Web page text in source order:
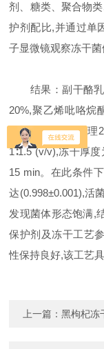
剂、糖类、聚合物
护剂配比,并通过单
子显微镜观察冻干菌
结果：副干酪乳
20%,聚乙烯吡咯烷
为在15℃下预处理
1∶1.5 (v/v),冻干厚
15 min。在此条件
达(0.998±0.001),活
发现菌体形态饱满,
保护剂及冻干工艺
性保持良好,该工艺
上一篇：黑枸杞冻